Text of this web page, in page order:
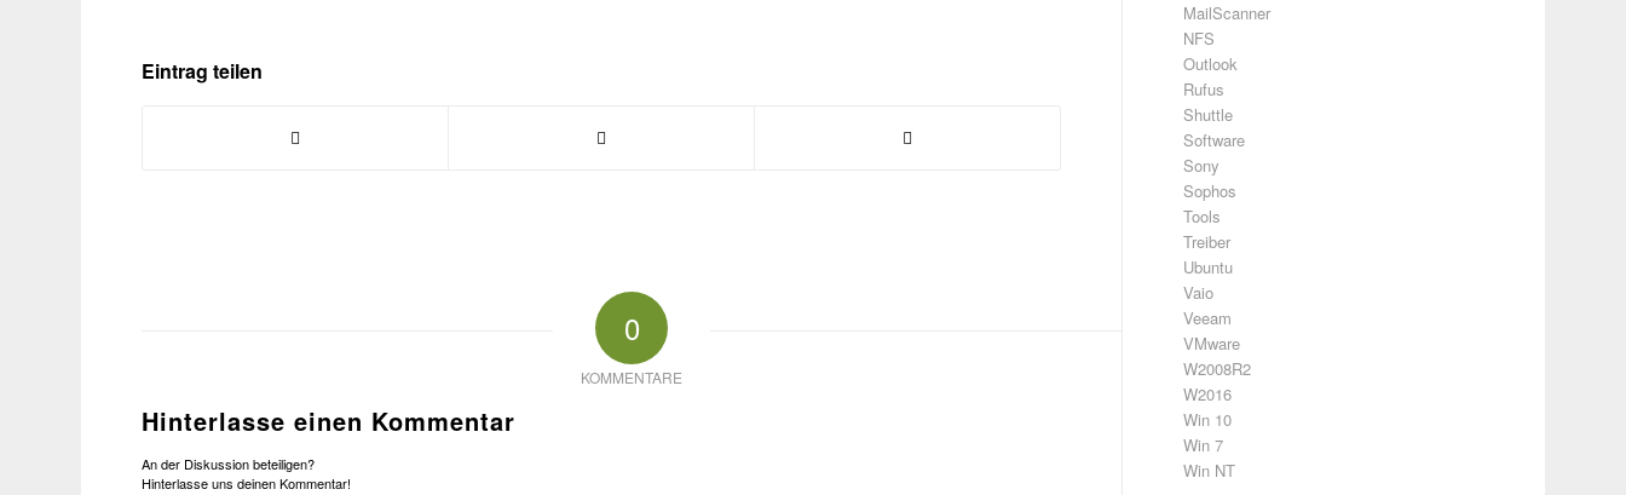
Eintrag teilen
0
KOMMENTARE
Hinterlasse einen Kommentar
An der Diskussion beteiligen?
Hinterlasse uns deinen Kommentar!
MailScanner
NFS
Outlook
Rufus
Shuttle
Software
Sony
Sophos
Tools
Treiber
Ubuntu
Vaio
Veeam
VMware
W2008R2
W2016
Win 10
Win 7
Win NT